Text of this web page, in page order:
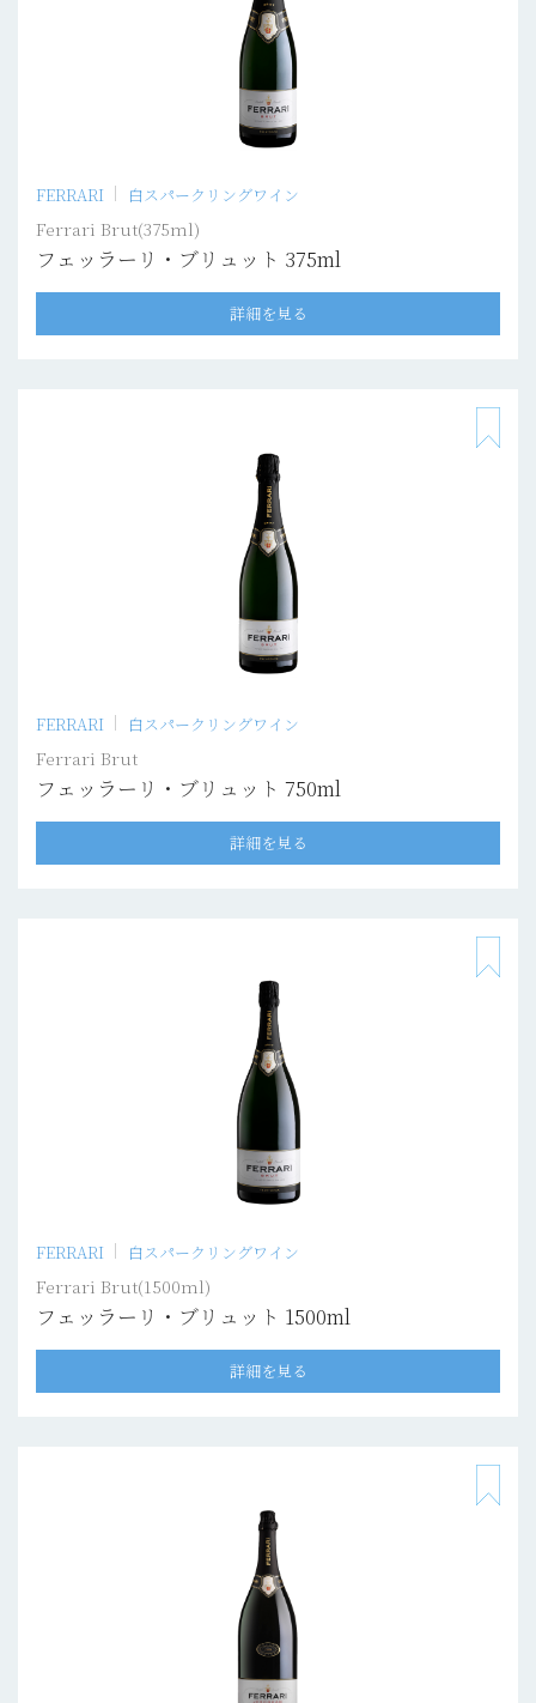
FERRARI 白スパークリングワイン
Ferrari Brut(375ml)
フェッラーリ・ブリュット 375ml
詳細を見る
FERRARI 白スパークリングワイン
Ferrari Brut
フェッラーリ・ブリュット 750ml
詳細を見る
FERRARI 白スパークリングワイン
Ferrari Brut(1500ml)
フェッラーリ・ブリュット 1500ml
詳細を見る